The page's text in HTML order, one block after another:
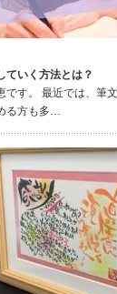
ていく方法とは？
です。 最近では、筆
る方も多…